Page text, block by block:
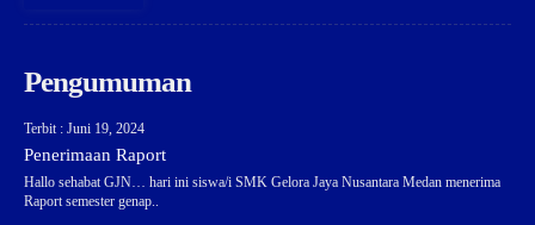
Pengumuman
Terbit : Juni 19, 2024
Penerimaan Raport
Hallo sehabat GJN… hari ini siswa/i SMK Gelora Jaya Nusantara Medan menerima
Raport semester genap..